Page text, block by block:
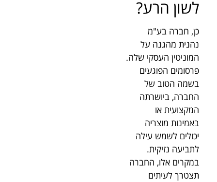
לשון הרע?
כן, חברה בע"מ
נהנית מהגנה על
המוניטין העסקי שלה.
פרסומים הפוגעים
בשמה הטוב של
החברה, ביושרתה
המקצועית או
באמינות מוצריה
יכולים לשמש עילה
לתביעה נזיקית.
במקרים אלו, החברה
תצטרך לעיתים